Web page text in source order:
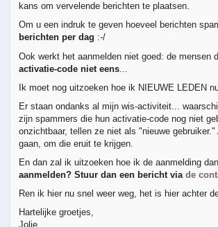
kans om vervelende berichten te plaatsen.
Om u een indruk te geven hoeveel berichten
berichten per dag :-/
Ook werkt het aanmelden niet goed: de mensen
activatie-code niet eens
Ik moet nog uitzoeken hoe ik NIEUWE LEDEN
Er staan ondanks al mijn wis-activiteit...
zijn spammers die hun activatie-code nog niet
onzichtbaar, tellen ze niet als "nieuwe
gaan, om die eruit te krijgen.
En dan zal ik uitzoeken hoe ik de aanmelding
aanmelden? Stuur dan een bericht via de
Ren ik hier nu snel weer weg, het is hier achter
Hartelijke groetjes,
Jolie